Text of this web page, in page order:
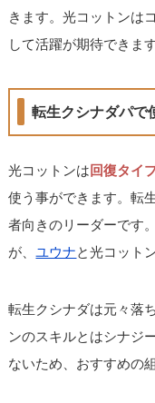
きます。光コットンは
して活躍が期待できます
転生クシナダパで
光コットンは 回復タイ
使う事ができます。転
者向きのリーダーです
が、ユウナと光コット
転生クシナダは元々落
ンのスキルとはシナジ
ないため、おすすめの